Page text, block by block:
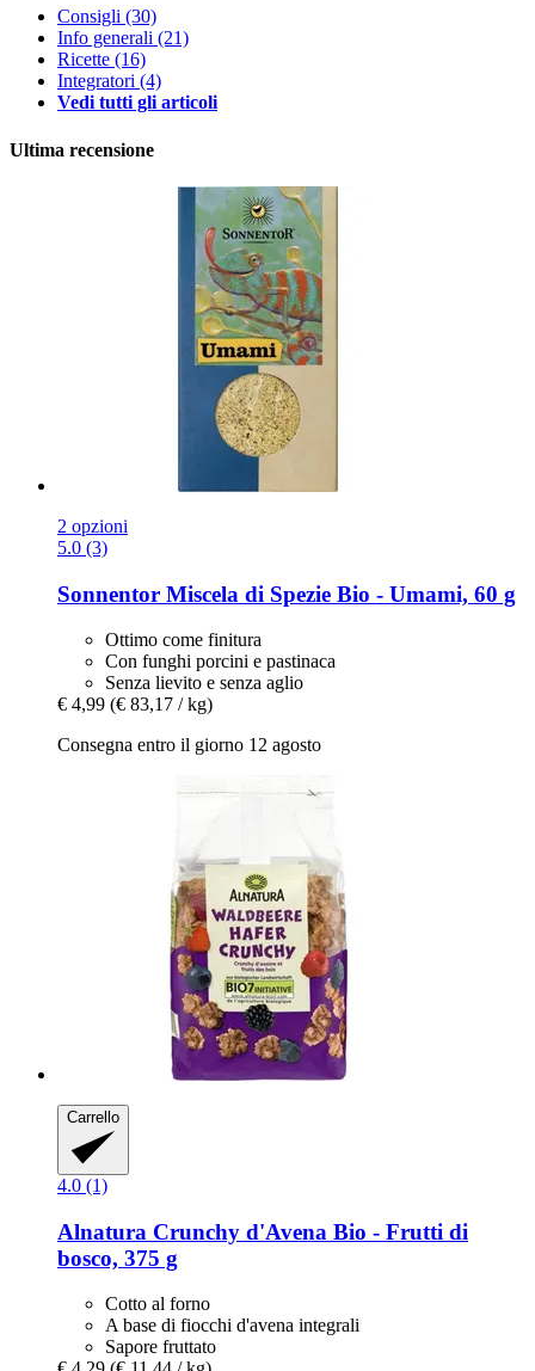
Consigli (30)
Info generali (21)
Ricette (16)
Integratori (4)
Vedi tutti gli articoli
Ultima recensione
2 opzioni
5.0 (3)
Sonnentor Miscela di Spezie Bio -​ Umami, 60 g
Ottimo come finitura
Con funghi porcini e pastinaca
Senza lievito e senza aglio
€ 4,99 (€ 83,17 / kg)
Consegna entro il giorno 12 agosto
Carrello
4.0 (1)
Alnatura Crunchy d'Avena Bio -​ Frutti di
bosco, 375 g
Cotto al forno
A base di fiocchi d'avena integrali
Sapore fruttato